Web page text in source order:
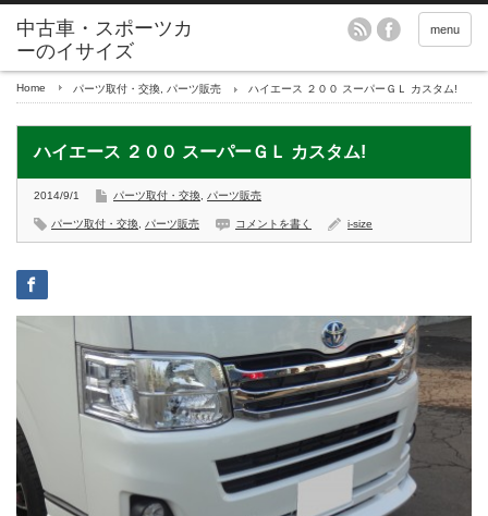
menu
Home パーツ取付・交換 パーツ販売 ハイエース ２００ スーパーＧＬ カスタム!
ハイエース ２００ スーパーＧＬ カスタム!
2014/9/1 パーツ取付・交換 パーツ販売
パーツ取付・交換 パーツ販売 コメントを書く i-size